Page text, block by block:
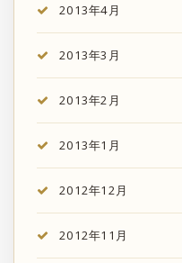
2013年4月
2013年3月
2013年2月
2013年1月
2012年12月
2012年11月